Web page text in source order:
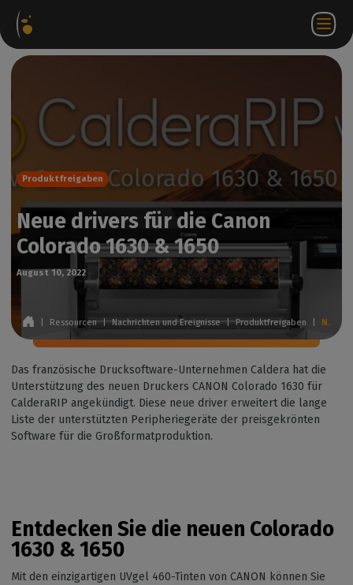
DE
Produktfreigaben
Neue drivers für die Canon
Colorado 1630 & 1650
August 10, 2022
Ressourcen Nachrichten und Ereignisse | Produktfreigaben Neue drivers für die Canon Colorado 1630 & 1650
Das französische Drucksoftware-Unternehmen Caldera hat die
Unterstützung des neuen Druckers CANON Colorado 1630 für
CalderaRIP angekündigt. Diese neue driver erweitert die lange
Liste der unterstützten Peripheriegeräte der preisgekrönten
Software für die Großformatproduktion.
Entdecken Sie die neuen Colorado
1630 & 1650
Mit den einzigartigen UVgel 460-Tinten von CANON können Sie